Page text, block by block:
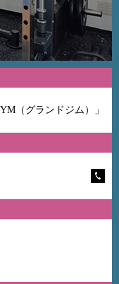
（グランドジム）」